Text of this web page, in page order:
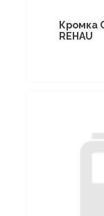
Кромка
REHAU